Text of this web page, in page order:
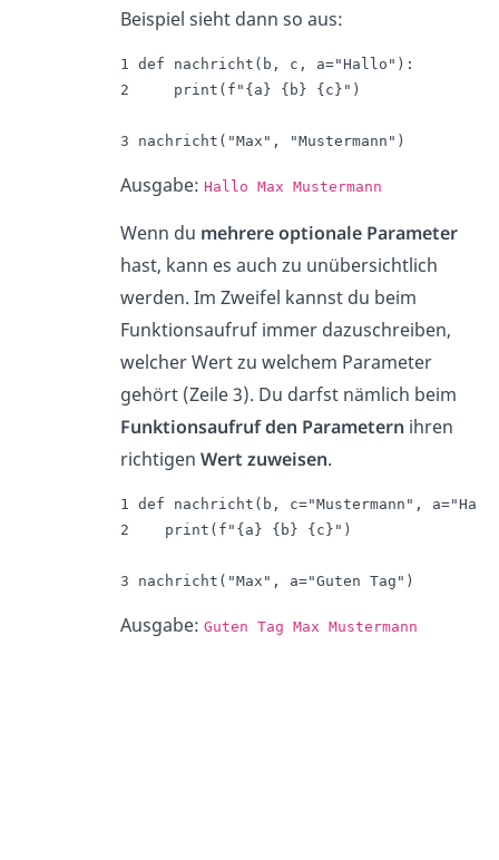
Beispiel sieht dann so aus:
1 def nachricht(b, c, a="Hallo"):
2     print(f"{a} {b} {c}")
3 nachricht("Max", "Mustermann")
Ausgabe: Hallo Max Mustermann
Wenn du mehrere optionale Parameter
hast, kann es auch zu unübersichtlich
werden. Im Zweifel kannst du beim
Funktionsaufruf immer dazuschreiben,
welcher Wert zu welchem Parameter
gehört (Zeile 3). Du darfst nämlich beim
Funktionsaufruf den Parametern ihren
richtigen Wert zuweisen.
1 def nachricht(b, c="Mustermann",
2    print(f"{a} {b} {c}")
3 nachricht("Max", a="Guten Tag")
Ausgabe: Guten Tag Max Mustermann